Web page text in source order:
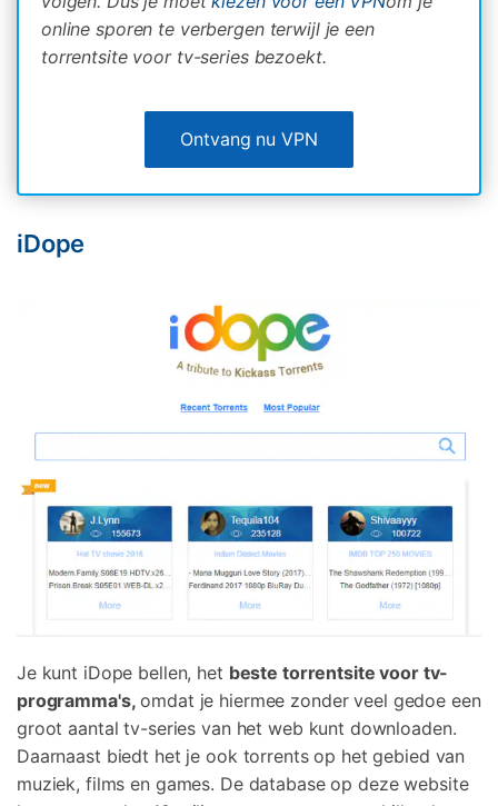
online sporen te verbergen terwijl je een
torrentsite voor tv-series bezoekt.
Ontvang nu VPN
iDope
Je kunt iDope bellen, het beste torrentsite voor tv-
programma's, omdat je hiermee zonder veel gedoe een
groot aantal tv-series van het web kunt downloaden.
Daarnaast biedt het je ook torrents op het gebied van
muziek, films en games. De database op deze website